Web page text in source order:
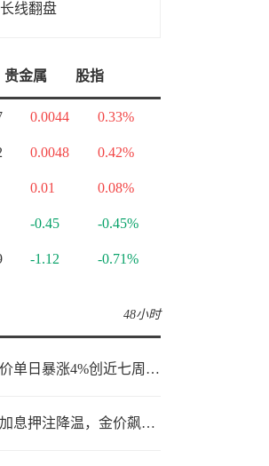
线翻盘
贵金属 股指
0.0044 0.33%
0.0048 0.42%
0.01 0.08%
-0.45 -0.45%
-1.12 -0.71%
48小时
黄金交易提醒：金价单日暴涨4%创近七周新高，加息预期降温叠加霍尔木兹“暂停信号”，牛市重启了？
8月6日财经早餐：加息押注降温，金价飙升至近两个月高位，地缘缓和预期，美油75关口拉锯